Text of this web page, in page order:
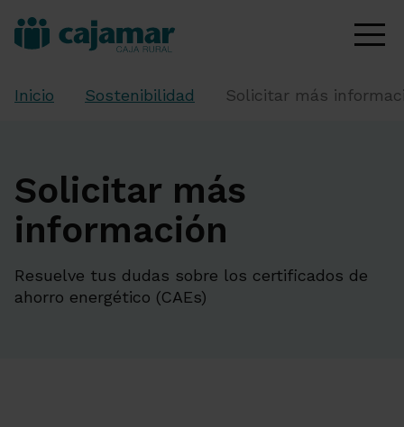
Inicio Sostenibilidad Solicitar más
Solicitar más
información
Resuelve tus dudas sobre los certificados de
ahorro energético (CAEs)